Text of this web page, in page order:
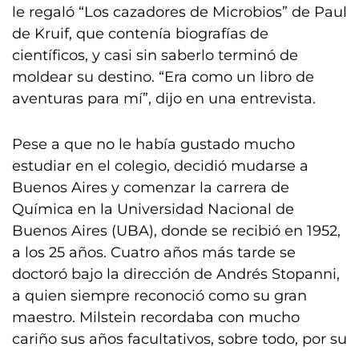
le regaló “Los cazadores de Microbios” de Paul
de Kruif, que contenía biografías de
científicos, y casi sin saberlo terminó de
moldear su destino. “Era como un libro de
aventuras para mí”, dijo en una entrevista.
Pese a que no le había gustado mucho
estudiar en el colegio, decidió mudarse a
Buenos Aires y comenzar la carrera de
Química en la Universidad Nacional de
Buenos Aires (UBA), donde se recibió en 1952,
a los 25 años. Cuatro años más tarde se
doctoró bajo la dirección de Andrés Stopanni,
a quien siempre reconoció como su gran
maestro. Milstein recordaba con mucho
cariño sus años facultativos, sobre todo, por su